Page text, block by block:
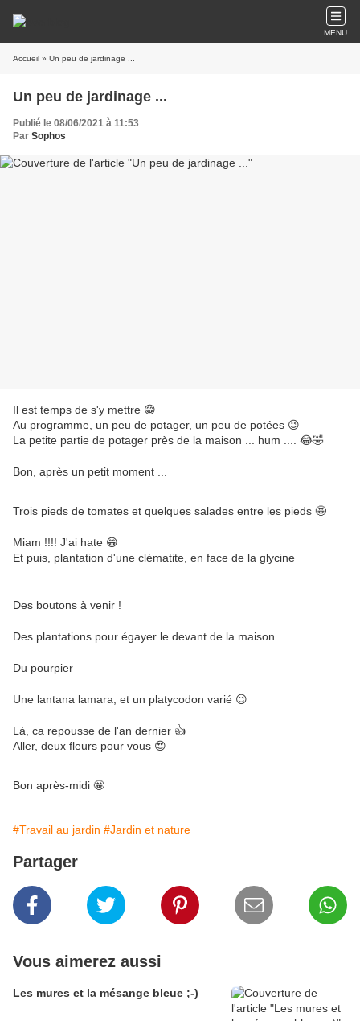
MENU
Accueil » Un peu de jardinage ...
Un peu de jardinage ...
Publié le 08/06/2021 à 11:53
Par Sophos
Il est temps de s'y mettre 😁
Au programme, un peu de potager, un peu de potées 😉
La petite partie de potager près de la maison ... hum .... 😂🤣
Bon, après un petit moment ...
Trois pieds de tomates et quelques salades entre les pieds 🤩
Miam !!!! J'ai hate 😁
Et puis, plantation d'une clématite, en face de la glycine
Des boutons à venir !
Des plantations pour égayer le devant de la maison ...
Du pourpier
Une lantana lamara, et un platycodon varié 😉
Là, ca repousse de l'an dernier 👍
Aller, deux fleurs pour vous 😍
Bon après-midi 🤩
#Travail au jardin #Jardin et nature
Partager
Vous aimerez aussi
Les mures et la mésange bleue ;-)